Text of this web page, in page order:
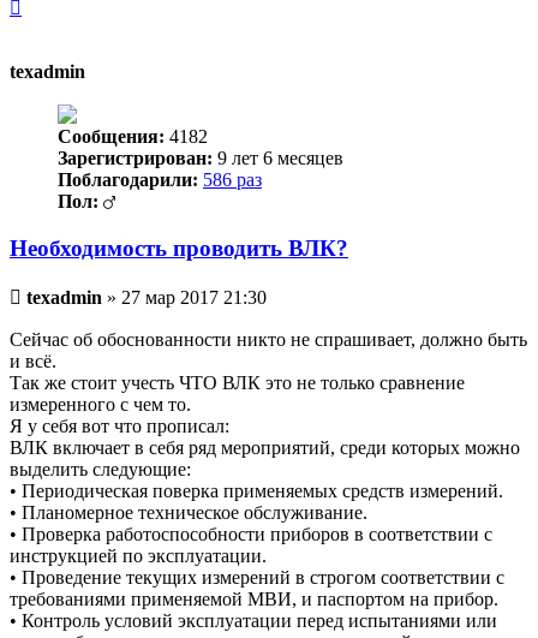
texadmin
Сообщения: 4182
Зарегистрирован: 9 лет 6 месяцев
Поблагодарили: 586 раз
Пол:
Необходимость проводить ВЛК?
Непрочитанное
texadmin » 27 мар 2017 21:30
Сейчас об обоснованности никто не спрашивает, должно быть
и всё.
Так же стоит учесть ЧТО ВЛК это не только сравнение
измеренного с чем то.
Я у себя вот что прописал:
ВЛК включает в себя ряд мероприятий, среди которых можно
выделить следующие:
• Периодическая поверка применяемых средств измерений.
• Планомерное техническое обслуживание.
• Проверка работоспособности приборов в соответствии с
инструкцией по эксплуатации.
• Проведение текущих измерений в строгом соответствии с
требованиями применяемой МВИ, и паспортом на прибор.
• Контроль условий эксплуатации перед испытаниями или